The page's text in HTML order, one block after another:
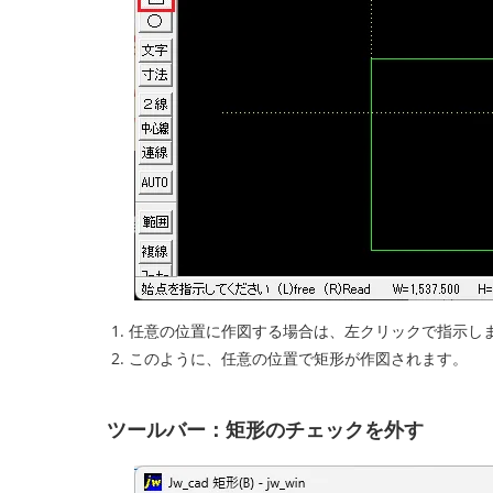
任意の位置に作図する場合は、左クリックで指示し
このように、任意の位置で矩形が作図されます。
ツールバー：矩形のチェックを外す